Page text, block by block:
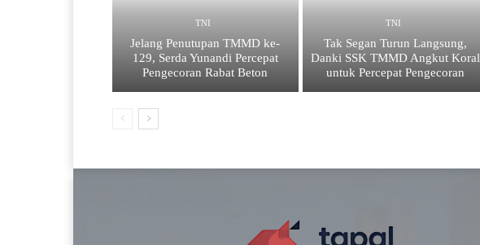
TNI
Jelang Penutupan TMMD ke-
129, Serda Yunandi Percepat
Pengecoran Rabat Beton
TNI
Tak Segan Turun Langsung,
Danki SSK TMMD Angkut Koral
untuk Percepat Pengecoran